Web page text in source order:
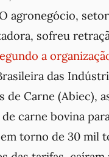
agronegócio,
sofreu
a
das
de Carne (Abiec),
carne bovina
torno de 30 mil